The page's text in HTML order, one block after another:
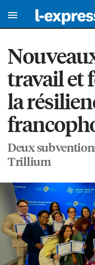
travail et
la
Deux
Trillium